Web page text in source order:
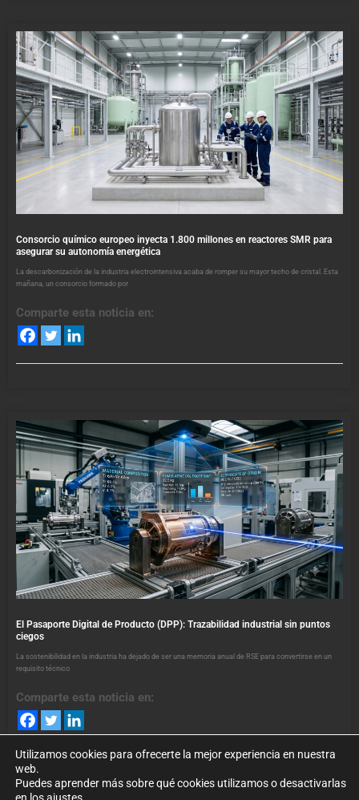
Consorcio químico europeo inyecta 1.800 millones en reactores SMR para
asegurar su autonomía energética
La descarbonización de la industria electrointensiva acaba de romper su mayor techo de cristal. Esta
mañana, un consorcio formado por
Comparte esta noticia en:
El Pasaporte Digital de Producto (DPP): Trazabilidad industrial sin puntos
ciegos
La sostenibilidad en la industria ha dejado de ser una memoria anual de RSE para convertirse en un
requisito técnico
Comparte esta noticia en:
Utilizamos cookies para ofrecerte la mejor experiencia en nuestra
web.
Puedes aprender más sobre qué cookies utilizamos o desactivarlas